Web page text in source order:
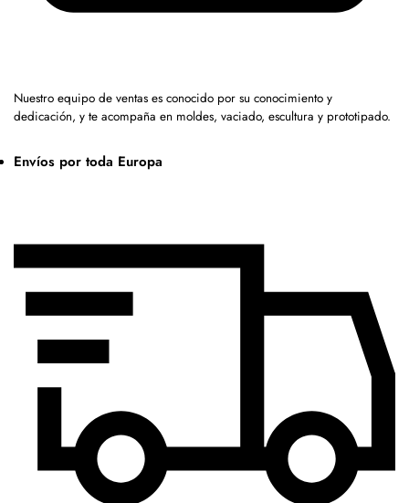
Nuestro equipo de ventas es conocido por su conocimiento y
dedicación, y te acompaña en moldes, vaciado, escultura y prototipado.
Envíos por toda Europa